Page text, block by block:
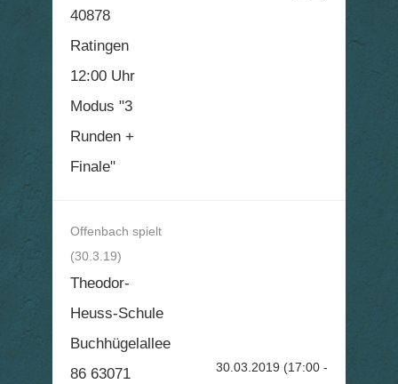
40878
Ratingen
12:00 Uhr
Modus "3
Runden +
Finale"
Offenbach spielt
(30.3.19)
Theodor-
Heuss-Schule
Buchhügelallee
86 63071
30.03.2019 (17:00 -